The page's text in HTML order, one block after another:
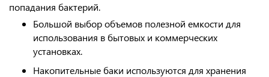
попадания бактерий.
Большой выбор объемов полезной емкости для
использования в бытовых и коммерческих
установках.
Накопительные баки используются для хранения